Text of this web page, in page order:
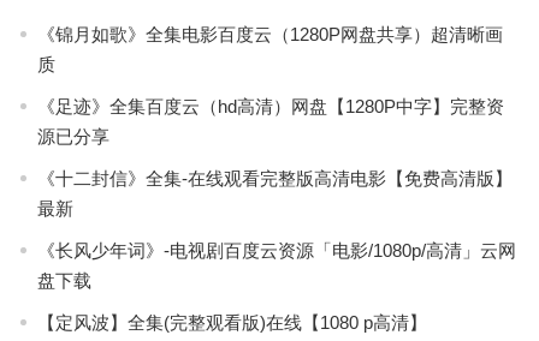
《锦月如歌》全集电影百度云（1280P网盘共享）超清晰画
质
《足迹》全集百度云（hd高清）网盘【1280P中字】完整资
源已分享
《十二封信》全集-在线观看完整版高清电影【免费高清版】
最新
《长风少年词》-电视剧百度云资源「电影/1080p/高清」云网
盘下载
【定风波】全集(完整观看版)在线【1080 p高清】